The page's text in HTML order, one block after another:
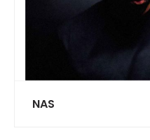
NAS